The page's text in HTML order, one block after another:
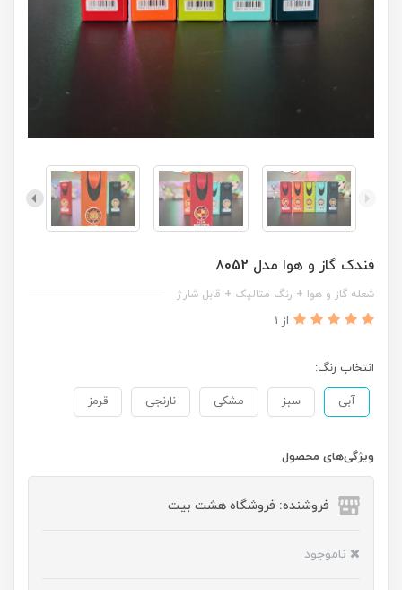
فندک گاز و هوا مدل 8052
شعله گاز و هوا + رنگ متالیک + قابل شارژ
از 1
انتخاب رنگ:
آبی سبز مشکی نارنجی قرمز
ویژگی‌های محصول
فروشنده: فروشگاه هشت بیت
ناموجود